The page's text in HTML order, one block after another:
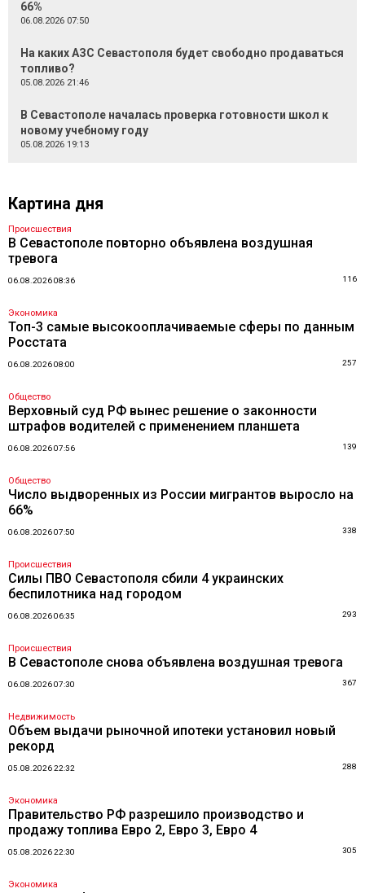
66%
06.08.2026 07:50
На каких АЗС Севастополя будет свободно продаваться
топливо?
05.08.2026 21:46
В Севастополе началась проверка готовности школ к
новому учебному году
05.08.2026 19:13
Картина дня
Происшествия
В Севастополе повторно объявлена воздушная
тревога
06.08.2026 08:36 116
Экономика
Топ-3 самые высокооплачиваемые сферы по данным
Росстата
06.08.2026 08:00 257
Общество
Верховный суд РФ вынес решение о законности
штрафов водителей с применением планшета
06.08.2026 07:56 139
Общество
Число выдворенных из России мигрантов выросло на
66%
06.08.2026 07:50 338
Происшествия
Силы ПВО Севастополя сбили 4 украинских
беспилотника над городом
06.08.2026 06:35 293
Происшествия
В Севастополе снова объявлена воздушная тревога
06.08.2026 07:30 367
Недвижимость
Объем выдачи рыночной ипотеки установил новый
рекорд
05.08.2026 22:32 288
Экономика
Правительство РФ разрешило производство и
продажу топлива Евро 2, Евро 3, Евро 4
05.08.2026 22:30 305
Экономика